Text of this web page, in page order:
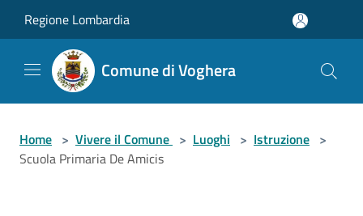
Regione Lombardia
Comune di Voghera
Home > Vivere il Comune > Luoghi > Istruzione >
Scuola Primaria De Amicis